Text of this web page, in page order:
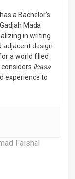
a Bachelor’s
Mada
in writing
adjacent design
a world filled
ilcasa
experience to
Faishal